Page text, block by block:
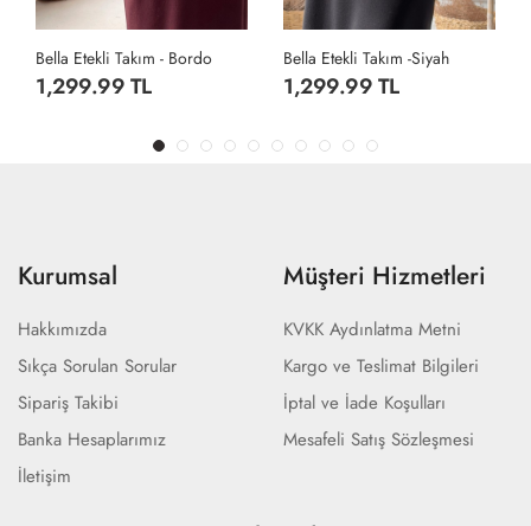
Bella Etekli Takım - Bordo
1,299.99 TL
Bella Etekli Takım -Siyah
1,299.99 TL
Kurumsal
Hakkımızda
Sıkça Sorulan Sorular
Sipariş Takibi
Banka Hesaplarımız
İletişim
Müşteri Hizmetleri
KVKK Aydınlatma Metni
Kargo ve Teslimat Bilgileri
İptal ve İade Koşulları
Mesafeli Satış Sözleşmesi